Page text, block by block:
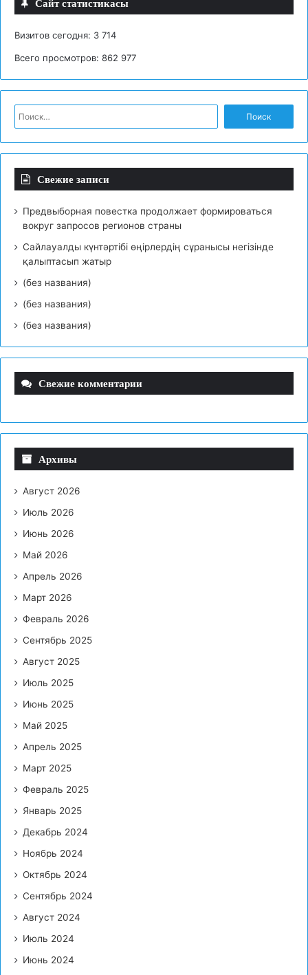
Сайт статистикасы
Визитов сегодня: 3 714
Всего просмотров: 862 977
й
т
и
Свежие записи
Предвыборная повестка продолжает формироваться
вокруг запросов регионов страны
Сайлауалды күнтәртібі өңірлердің сұранысы негізінде
қалыптасып жатыр
(без названия)
(без названия)
(без названия)
Свежие комментарии
Архивы
Август 2026
Июль 2026
Июнь 2026
Май 2026
Апрель 2026
Март 2026
Февраль 2026
Сентябрь 2025
Август 2025
Июль 2025
Июнь 2025
Май 2025
Апрель 2025
Март 2025
Февраль 2025
Январь 2025
Декабрь 2024
Ноябрь 2024
Октябрь 2024
Сентябрь 2024
Август 2024
Июль 2024
Июнь 2024